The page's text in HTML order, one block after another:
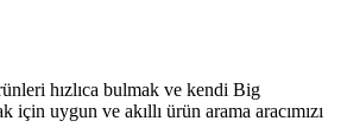
hızlıca bulmak ve kendi Big
uygun ve akıllı ürün arama aracımızı